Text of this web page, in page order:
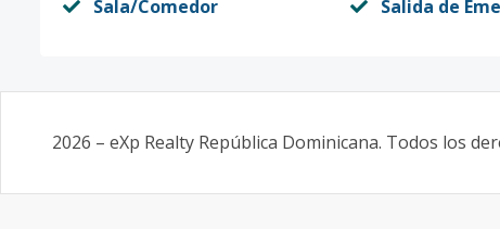
504 2 1
201 2 3 2 1
Sala/Comedor Salida de
2026 – eXp Realty República Dominicana. Todos los